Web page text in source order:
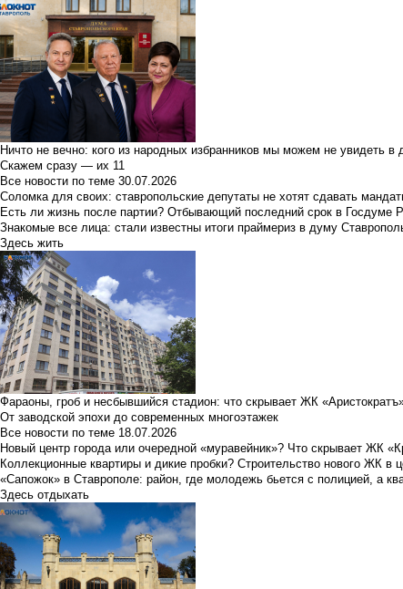
Ничто не вечно: кого из народных избранников мы можем не увидеть
Скажем сразу — их 11
Все новости по теме 30.07.2026
Соломка для своих: ставропольские депутаты не хотят сдавать
Есть ли жизнь после партии? Отбывающий последний срок в Госдуме
Знакомые все лица: стали известны итоги праймериз в думу
Здесь жить
Фараоны, гроб и несбывшийся стадион: что скрывает ЖК
От заводской эпохи до современных многоэтажек
Все новости по теме 18.07.2026
Новый центр города или очередной «муравейник»? Что скрывает ЖК
Коллекционные квартиры и дикие пробки? Строительство нового ЖК в
«Сапожок» в Ставрополе: район, где молодежь бьется с полицией, а
Здесь отдыхать